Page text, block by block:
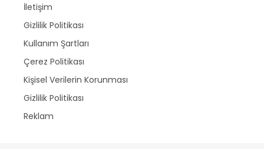
İletişim
Gizlilik Politikası
Kullanım Şartları
Çerez Politikası
Kişisel Verilerin Korunması
Gizlilik Politikası
Reklam